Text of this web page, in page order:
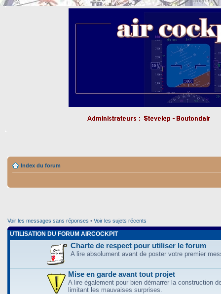
Index du forum
Voir les messages sans réponses • Voir les sujets récents
UTILISATION DU FORUM AIRCOCKPIT
Charte de respect pour utiliser le forum
A lire absolument avant de poster votre premier
Mise en garde avant tout projet
A lire également pour bien démarrer la construction
limitant les mauvaises surprises.